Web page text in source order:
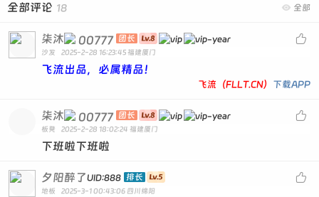
### 6. **放松身心，准备下班**
在完成所有工作任务后，可以利用最后的时间放松一下身
心。可以做一些简单的伸展运动，缓解长时间坐姿带来的疲
的个人时间。
距离下班还有三小时，这段时间并非只是等待的“垃圾时
 全部
全部评论 18

柒沐 00777 团长
沙发 2025-2-28 16:23:45 福建厦门
飞流出品，必属精品！
飞流（FLLT.CN） 下载APP

柒沐 00777 团长
板凳 2025-2-28 18:02:24 福建厦门
下班啦下班啦

夕阳醉了UID:888 排长
地板 2025-3-1 00:43:06 四川绵阳